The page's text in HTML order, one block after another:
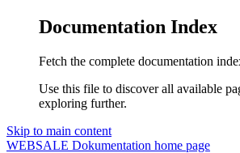
Documentation Index
Fetch the complete documentation
Use this file to discover all available
exploring further.
Skip to main content
WEBSALE Dokumentation home page